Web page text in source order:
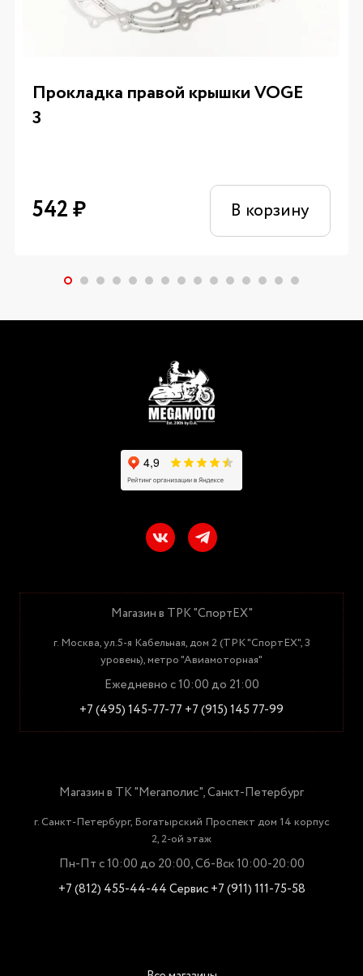
Прокладка правой крышки VOGE
3
542₽ В корзину
Магазин в ТРК "СпортЕХ"
г. Москва, ул.5-я Кабельная, дом 2 (ТРК "СпортЕХ", 3
уровень), метро "Авиамоторная"
Ежедневно с 10:00 до 21:00
+7 (495) 145-77-77 +7 (915) 145 77-99
Магазин в ТК "Мегаполис", Санкт-Петербург
г. Санкт-Петербург, Богатырский Проспект дом 14 корпус
2, 2-ой этаж
Пн-Пт с 10:00 до 20:00, Сб-Вск 10:00-20:00
+7 (812) 455-44-44Сервис +7 (911) 111-75-58